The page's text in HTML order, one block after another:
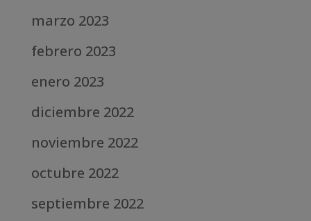
marzo 2023
febrero 2023
enero 2023
diciembre 2022
noviembre 2022
octubre 2022
septiembre 2022